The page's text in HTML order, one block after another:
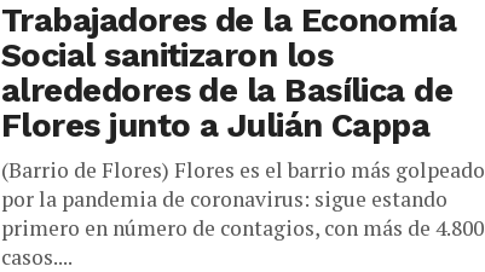
Trabajadores de la Economía
Social sanitizaron los
alrededores de la Basílica de
Flores junto a Julián Cappa
(Barrio de Flores) Flores es el barrio más golpeado
por la pandemia de coronavirus: sigue estando
primero en número de contagios, con más de 4.800
casos....